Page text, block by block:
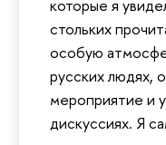
которые я
стольких
особую
русских людях,
мероприятие и
дискуссиях. Я